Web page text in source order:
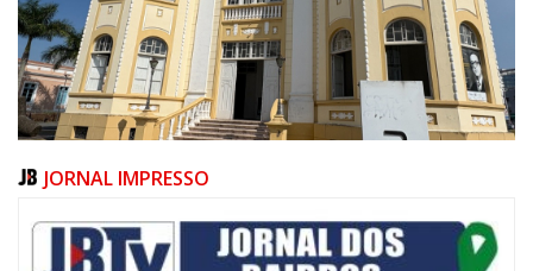
JORNAL IMPRESSO